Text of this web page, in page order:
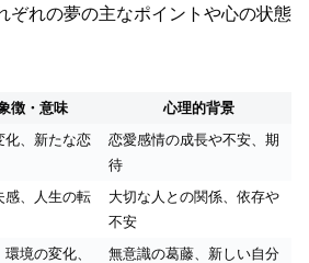
ぞれの夢の主なポイントや心の状態
徴・意味 心理的背景
化、新たな恋
恋愛感情の成長や不安、期
待
感、人生の転
大切な人との関係、依存や
不安
境の変化、
無意識の葛藤、新しい自分